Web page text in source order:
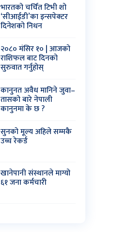
भारतको चर्चित टिभी शो
‘सीआईडी’का इन्सपेक्टर
दिनेशको निधन
२०८० मंसिर १० | आजको
राशिफल बाट दिनको
सुरुवात गर्नुहोस्
कानुनत अवैध मानिने जुवा–
तासको बारे नेपाली
कानुनमा के छ ?
सुनको मूल्य अहिले सम्मकै
उच्च रेकर्ड
खानेपानी संस्थानले माग्यो
६१ जना कर्मचारी